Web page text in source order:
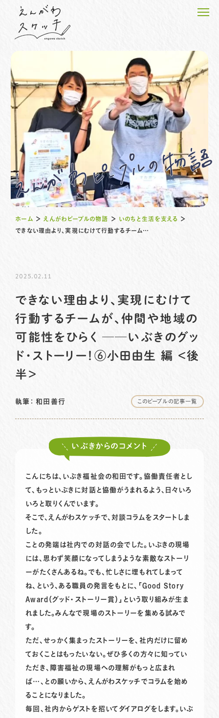
ホーム
えんがわピープルの物語
えんがわのプロジェクト
えんがわスケッチのこと
お知らせ
お問い合わせはこちら
ホーム ＞ えんがわピープルの物語 ＞ いのちと生活を支える
＞
できない理由より、実現にむけて行動するチームが、仲間や地域の可能性をひらく ──いぶきのグッド・ストーリー！⑥小田由生 編 ＜後半＞
2025.02.11
できない理由より、実現にむけて
行動するチームが、仲間や地域の
可能性をひらく ──いぶきのグッ
ド・ストーリー！⑥小田由生 編 ＜後
半＞
執筆： 和田善行 このピープルの記事一覧
いぶきからのコメント
こんにちは、いぶき福祉会の和田です。協働責任者とし
て、もっといぶきに対話と協働がうまれるよう、日々いろ
いろと取りくんでいます。
そこで、えんがわスケッチで、対談コラムをスタートしま
した。
ことの発端は社内での対話の会でした。いぶきの現場
には、思わず笑顔になってしまうような素敵なストーリ
ーがたくさんあるね。でも、忙しさに埋もれてしまって
ね、という、ある職員の発言をもとに、「Good Story
Award（グッド・ストーリー賞）」という取り組みが生ま
れました。みんなで現場のストーリーを集める試みで
す。
ただ、せっかく集まったストーリーを、社内だけに留め
ておくことはもったいない。ぜひ多くの方々に知ってい
ただき、障害福祉の現場への理解がもっと広まれ
ば…、との願いから、えんがわスケッチでコラムを始め
ることになりました。
毎回、社内からゲストを招いてダイアログをします。いぶ